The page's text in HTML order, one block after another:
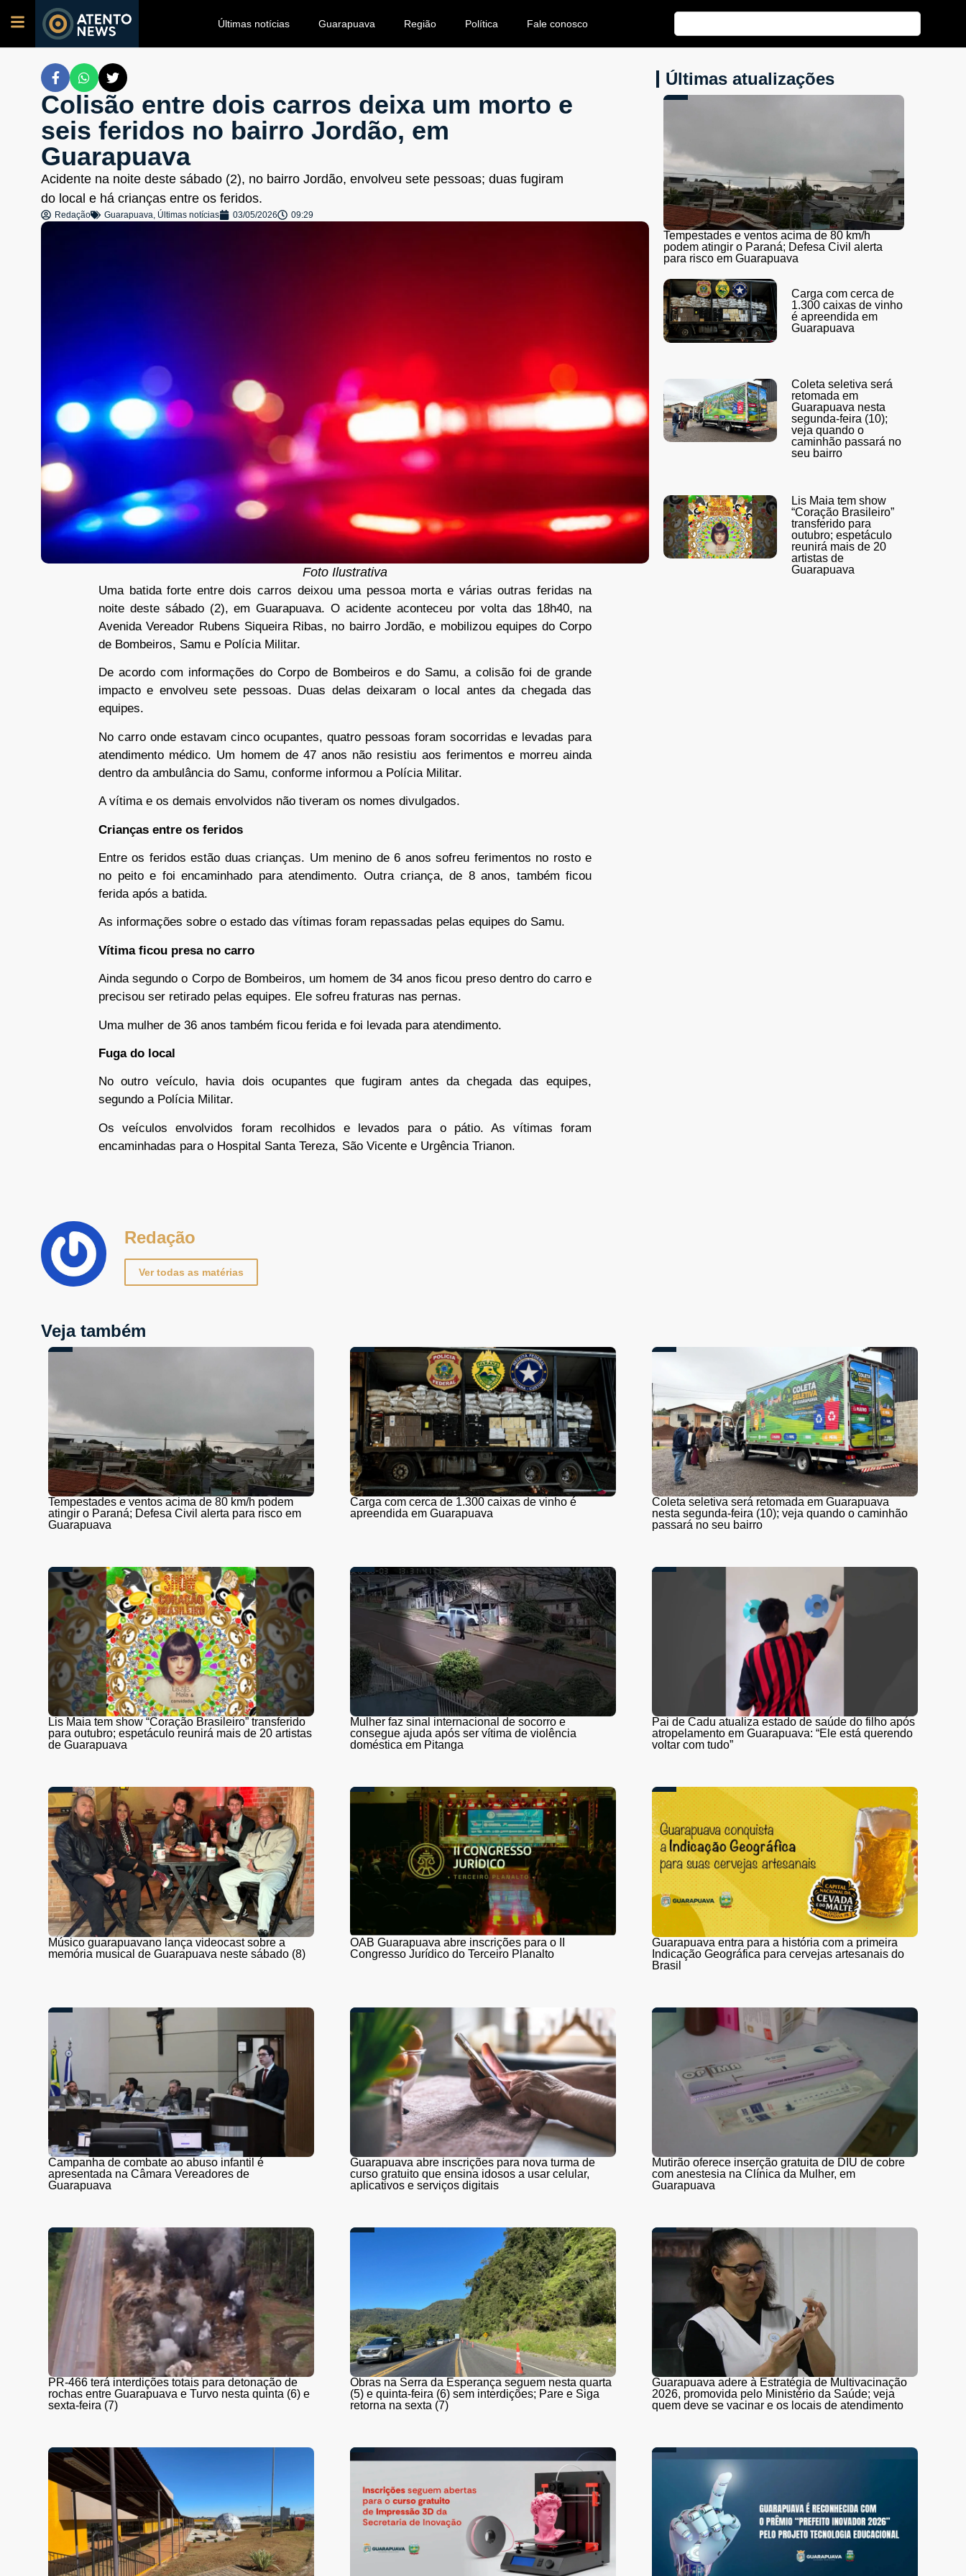
Últimas notícias Guarapuava Região Política Fale conosco
Colisão entre dois carros deixa um morto e
seis feridos no bairro Jordão, em
Guarapuava
Acidente na noite deste sábado (2), no bairro Jordão, envolveu sete pessoas; duas fugiram
do local e há crianças entre os feridos.
Redação Guarapuava, Últimas notícias 03/05/2026 09:29
Foto Ilustrativa
Uma batida forte entre dois carros deixou uma pessoa morta e várias outras feridas na
noite deste sábado (2), em Guarapuava. O acidente aconteceu por volta das 18h40, na
Avenida Vereador Rubens Siqueira Ribas, no bairro Jordão, e mobilizou equipes do Corpo
de Bombeiros, Samu e Polícia Militar.
De acordo com informações do Corpo de Bombeiros e do Samu, a colisão foi de grande
impacto e envolveu sete pessoas. Duas delas deixaram o local antes da chegada das
equipes.
No carro onde estavam cinco ocupantes, quatro pessoas foram socorridas e levadas para
atendimento médico. Um homem de 47 anos não resistiu aos ferimentos e morreu ainda
dentro da ambulância do Samu, conforme informou a Polícia Militar.
A vítima e os demais envolvidos não tiveram os nomes divulgados.
Crianças entre os feridos
Entre os feridos estão duas crianças. Um menino de 6 anos sofreu ferimentos no rosto e
no peito e foi encaminhado para atendimento. Outra criança, de 8 anos, também ficou
ferida após a batida.
As informações sobre o estado das vítimas foram repassadas pelas equipes do Samu.
Vítima ficou presa no carro
Ainda segundo o Corpo de Bombeiros, um homem de 34 anos ficou preso dentro do carro e
precisou ser retirado pelas equipes. Ele sofreu fraturas nas pernas.
Uma mulher de 36 anos também ficou ferida e foi levada para atendimento.
Fuga do local
No outro veículo, havia dois ocupantes que fugiram antes da chegada das equipes,
segundo a Polícia Militar.
Os veículos envolvidos foram recolhidos e levados para o pátio. As vítimas foram
encaminhadas para o Hospital Santa Tereza, São Vicente e Urgência Trianon.
Últimas atualizações
Tempestades e ventos acima de 80 km/h
podem atingir o Paraná; Defesa Civil alerta
para risco em Guarapuava
Carga com cerca de
1.300 caixas de vinho
é apreendida em
Guarapuava
Coleta seletiva será
retomada em
Guarapuava nesta
segunda-feira (10);
veja quando o
caminhão passará no
seu bairro
Lis Maia tem show
“Coração Brasileiro”
transferido para
outubro; espetáculo
reunirá mais de 20
artistas de
Guarapuava
Redação
Ver todas as matérias
Veja também
Tempestades e ventos acima de 80 km/h podem
atingir o Paraná; Defesa Civil alerta para risco em
Guarapuava
Carga com cerca de 1.300 caixas de vinho é
apreendida em Guarapuava
Coleta seletiva será retomada em Guarapuava
nesta segunda-feira (10); veja quando o caminhão
passará no seu bairro
Lis Maia tem show “Coração Brasileiro” transferido
para outubro; espetáculo reunirá mais de 20 artistas
de Guarapuava
Mulher faz sinal internacional de socorro e
consegue ajuda após ser vítima de violência
doméstica em Pitanga
Pai de Cadu atualiza estado de saúde do filho após
atropelamento em Guarapuava: “Ele está querendo
voltar com tudo”
Músico guarapuavano lança videocast sobre a
memória musical de Guarapuava neste sábado (8)
OAB Guarapuava abre inscrições para o II
Congresso Jurídico do Terceiro Planalto
Guarapuava entra para a história com a primeira
Indicação Geográfica para cervejas artesanais do
Brasil
Campanha de combate ao abuso infantil é
apresentada na Câmara Vereadores de
Guarapuava
Guarapuava abre inscrições para nova turma de
curso gratuito que ensina idosos a usar celular,
aplicativos e serviços digitais
Mutirão oferece inserção gratuita de DIU de cobre
com anestesia na Clínica da Mulher, em
Guarapuava
PR-466 terá interdições totais para detonação de
rochas entre Guarapuava e Turvo nesta quinta (6) e
sexta-feira (7)
Obras na Serra da Esperança seguem nesta quarta
(5) e quinta-feira (6) sem interdições; Pare e Siga
retorna na sexta (7)
Guarapuava adere à Estratégia de Multivacinação
2026, promovida pelo Ministério da Saúde; veja
quem deve se vacinar e os locais de atendimento